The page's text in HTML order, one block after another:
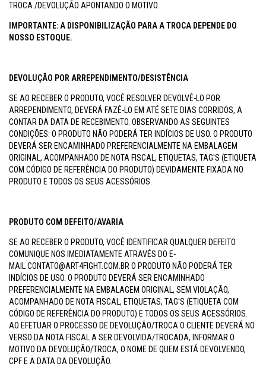
TROCA /DEVOLUÇÃO APONTANDO O MOTIVO.
IMPORTANTE: A DISPONIBILIZAÇÃO PARA A TROCA DEPENDE DO
NOSSO ESTOQUE.
DEVOLUÇÃO POR ARREPENDIMENTO/DESISTÊNCIA
SE AO RECEBER O PRODUTO, VOCÊ RESOLVER DEVOLVÊ-LO POR
ARREPENDIMENTO, DEVERÁ FAZÊ-LO EM ATÉ SETE DIAS CORRIDOS, A
CONTAR DA DATA DE RECEBIMENTO. OBSERVANDO AS SEGUINTES
CONDIÇÕES: O PRODUTO NÃO PODERÁ TER INDÍCIOS DE USO. O PRODUTO
DEVERÁ SER ENCAMINHADO PREFERENCIALMENTE NA EMBALAGEM
ORIGINAL, ACOMPANHADO DE NOTA FISCAL, ETIQUETAS, TAG'S (ETIQUETA
COM CÓDIGO DE REFERÊNCIA DO PRODUTO) DEVIDAMENTE FIXADA NO
PRODUTO E TODOS OS SEUS ACESSÓRIOS.
PRODUTO COM DEFEITO/AVARIA
SE AO RECEBER O PRODUTO, VOCÊ IDENTIFICAR QUALQUER DEFEITO
COMUNIQUE NOS IMEDIATAMENTE ATRAVÉS DO E-
MAIL CONTATO@ART4FIGHT.COM.BR O PRODUTO NÃO PODERÁ TER
INDÍCIOS DE USO. O PRODUTO DEVERÁ SER ENCAMINHADO
PREFERENCIALMENTE NA EMBALAGEM ORIGINAL, SEM VIOLAÇÃO,
ACOMPANHADO DE NOTA FISCAL, ETIQUETAS, TAG'S (ETIQUETA COM
CÓDIGO DE REFERÊNCIA DO PRODUTO) E TODOS OS SEUS ACESSÓRIOS.
AO EFETUAR O PROCESSO DE DEVOLUÇÃO/TROCA O CLIENTE DEVERÁ NO
VERSO DA NOTA FISCAL A SER DEVOLVIDA/TROCADA, INFORMAR O
MOTIVO DA DEVOLUÇÃO/TROCA, O NOME DE QUEM ESTÁ DEVOLVENDO,
CPF E A DATA DA DEVOLUÇÃO.